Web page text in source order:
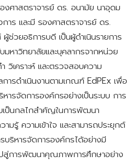
งศาสตราจารย์ ดร. อนามัย นาอุดม
าร และมี รองศาสตราจารย์ ดร.
วยอธิการบดี เป็นผู้ดำเนินรายการ
หาวิทยาลัยและบุคลากรจากหน่วย
วิเคราะห์ และตรวจสอบความ
ารดำเนินงานตามเกณฑ์ EdPEx เพื่อ
รจัดการองค์กรอย่างเป็นระบบ การ
เป็นกลไกสำคัญในการพัฒนา
มรู้ ความเข้าใจ และสามารถประยุกต์
บริหารจัดการองค์กรได้อย่างมี
สู่การพัฒนาคุณภาพการศึกษาอย่าง